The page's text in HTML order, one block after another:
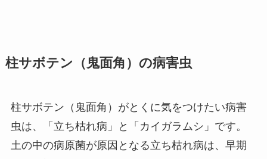
柱サボテン（鬼面角）の病害虫
柱サボテン（鬼面角）がとくに気をつけたい病害
虫は、「立ち枯れ病」と「カイガラムシ」です。
土の中の病原菌が原因となる立ち枯れ病は、早期